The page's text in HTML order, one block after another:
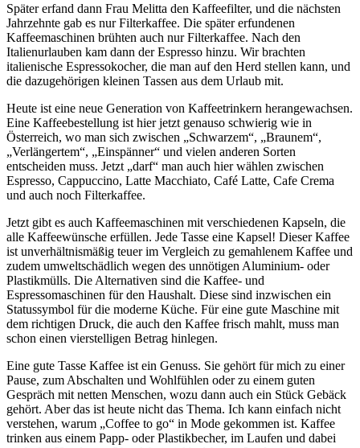
Später erfand dann Frau Melitta den Kaffeefilter, und die nächsten
Jahrzehnte gab es nur Filterkaffee. Die später erfundenen
Kaffeemaschinen brühten auch nur Filterkaffee. Nach den
Italienurlauben kam dann der Espresso hinzu. Wir brachten
italienische Espressokocher, die man auf den Herd stellen kann, und
die dazugehörigen kleinen Tassen aus dem Urlaub mit.
Heute ist eine neue Generation von Kaffeetrinkern herangewachsen.
Eine Kaffeebestellung ist hier jetzt genauso schwierig wie in
Österreich, wo man sich zwischen
Schwarzem , Braunem ,
Verlängertem , Einspänner
und vielen anderen Sorten
entscheiden muss. Jetzt
darf
man auch hier wählen zwischen
Espresso, Cappuccino, Latte Macchiato, Café Latte, Cafe Crema
und auch noch Filterkaffee.
Jetzt gibt es auch Kaffeemaschinen mit verschiedenen Kapseln, die
alle Kaffeewünsche erfüllen. Jede Tasse eine Kapsel! Dieser Kaffee
ist unverhältnismäßig teuer im Vergleich zu gemahlenem Kaffee und
zudem umweltschädlich wegen des unnötigen Aluminium- oder
Plastikmülls. Die Alternativen sind die Kaffee- und
Espressomaschinen für den Haushalt. Diese sind inzwischen ein
Statussymbol für die moderne Küche. Für eine gute Maschine mit
dem richtigen Druck, die auch den Kaffee frisch mahlt, muss man
schon einen vierstelligen Betrag hinlegen.
Eine gute Tasse Kaffee ist ein Genuss. Sie gehört für mich zu einer
Pause, zum Abschalten und Wohlfühlen oder zu einem guten
Gespräch mit netten Menschen, wozu dann auch ein Stück Gebäck
gehört. Aber das ist heute nicht das Thema. Ich kann einfach nicht
verstehen, warum
Coffee to go
in Mode gekommen ist. Kaffee
trinken aus einem Papp- oder Plastikbecher, im Laufen und dabei